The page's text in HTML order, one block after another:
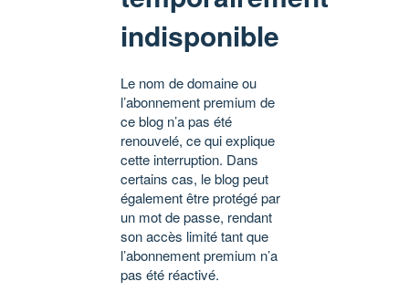
indisponible
Le nom de domaine ou
l’abonnement premium de
ce blog n’a pas été
renouvelé, ce qui explique
cette interruption. Dans
certains cas, le blog peut
également être protégé par
un mot de passe, rendant
son accès limité tant que
l’abonnement premium n’a
pas été réactivé.